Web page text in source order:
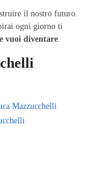
il nostro futuro.
ogni giorno ti
vuoi diventare.
Mazzucchelli